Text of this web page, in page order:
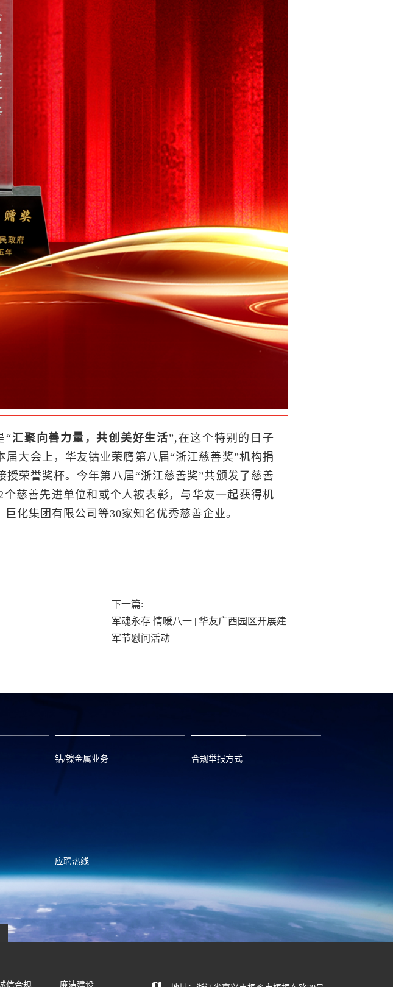
“汇聚向善力量，共创美好生活”,在这个特别的日子
大会上，华友钴业荣膺第八届“浙江慈善奖”机构捐
荣誉奖杯。今年第八届“浙江慈善奖”共颁发了慈善
慈善先进单位和或个人被表彰，与华友一起获得机
化集团有限公司等30家知名优秀慈善企业。
下一篇:
军魂永存 情暖八一 | 华友广西园区开展建
军节慰问活动
钴/镍金属业务 合规举报方式
应聘热线
0086-0573-88585392
信合规 廉洁建设